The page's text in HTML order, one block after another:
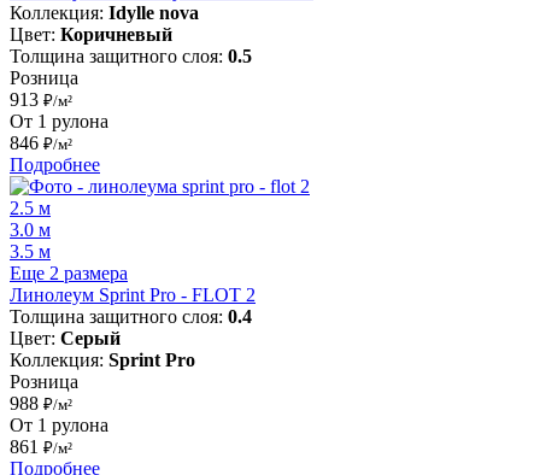
Коллекция: Idylle nova
Цвет: Коричневый
Толщина защитного слоя: 0.5
Розница
913 ₽/м²
От 1 рулона
846 ₽/м²
Подробнее
2.5 м
3.0 м
3.5 м
Еще 2 размера
Линолеум Sprint Pro - FLOT 2
Толщина защитного слоя: 0.4
Цвет: Серый
Коллекция: Sprint Pro
Розница
988 ₽/м²
От 1 рулона
861 ₽/м²
Подробнее